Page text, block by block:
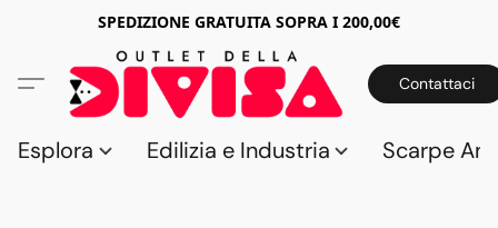
SPEDIZIONE GRATUITA SOPRA I 200,00€
Contattaci
Esplora Edilizia e Industria Scarpe